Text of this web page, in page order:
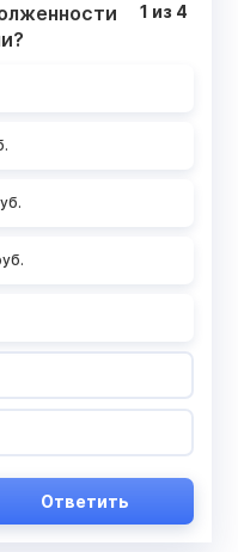
1 из 4
Ответить